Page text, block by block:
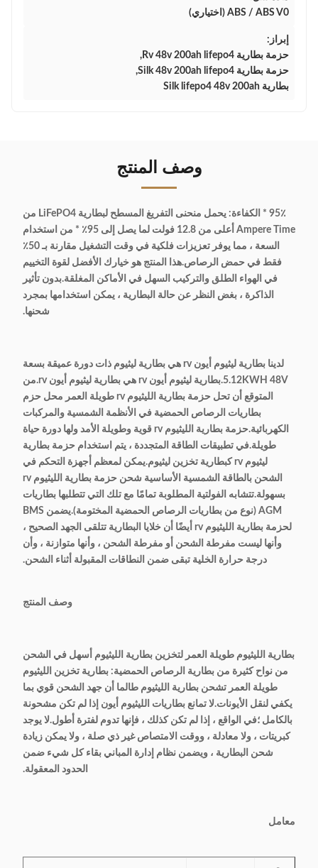
ABS / ABS V0 (اختياري)
إبراز:
حزمة بطارية Rv 48v 200ah lifepo4
,
حزمة بطارية Silk 48v 200ah lifepo4
,
بطارية Silk lifepo4 48v 200ah
وصف المنتج
95٪ * الكفاءة: يحمل منحنى التفريغ المسطح لبطارية LiFePO4 من
Ampere Time أعلى من 12.8 فولت لما يصل إلى 95٪ * من استخدام
السعة ، مما يوفر تعزيزات فلكية في وقت التشغيل مقارنة بـ 50٪
فقط في حمض الرصاص.هذا المنتج هو خيارك الأفضل لقوة التخييم
في الهواء الطلق والتركيب السهل في الأماكن المغلقة.بدون تأثير
الذاكرة ، بغض النظر عن حالة البطارية ، يمكن استخدامها بمجرد
شحنها.
لدينا بطارية ليثيوم أيون rv هي بطارية ليثيوم ذات دورة عميقة بسعة
5.12KWH 48V.بطارية ليثيوم أيون rv هي بطارية ليثيوم أيون rv.من
المتوقع أن تحل حزمة بطارية الليثيوم rv طويلة العمر محل حزم
بطاريات الرصاص الحمضية في الأنظمة الشمسية والمركبات
الكهربائية.حزمة بطارية الليثيوم rv قوية وطويلة الأمد ولها دورة حياة
طويلة.في تطبيقات الطاقة المتجددة ، يتم استخدام حزمة بطارية
ليثيوم rv كبطارية تخزين ليثيوم.يمكن لمعظم أجهزة التحكم في
الشحن بالطاقة الشمسية الأساسية شحن حزمة بطارية الليثيوم rv
بسهولة.تتشابه الفولتية المطلوبة تمامًا مع تلك التي تتطلبها بطاريات
AGM (نوع من بطاريات الرصاص الحمضية المختومة).يضمن BMS
لحزمة بطارية الليثيوم rv أيضًا أن خلايا البطارية تتلقى الجهد الصحيح ،
وأنها ليست مفرطة الشحن أو مفرطة الشحن ، وأنها متوازنة ، وأن
درجة حرارة الخلية تبقى ضمن النطاقات المقبولة أثناء الشحن.
وصف المنتج
بطارية الليثيوم طويلة العمر لتخزين بطارية الليثيوم أسهل في الشحن
من نواح كثيرة من بطارية الرصاص الحمضية: بطارية تخزين الليثيوم
طويلة العمر تشحن بطارية الليثيوم طالما أن جهد الشحن قوي بما
يكفي لنقل الأيونات.لا تمانع بطاريات الليثيوم أيون إذا لم تكن مشحونة
بالكامل ؛في الواقع ، إذا لم تكن كذلك ، فإنها تدوم لفترة أطول.لا يوجد
كبريتات ، ولا معادلة ، ووقت الامتصاص غير ذي صلة ، ولا يمكن زيادة
شحن البطارية ، ويضمن نظام إدارة المباني بقاء كل شيء ضمن
الحدود المعقولة.
معامل